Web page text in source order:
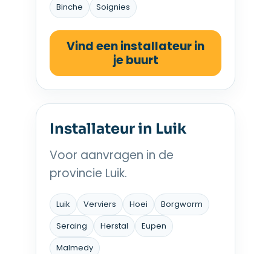
Binche
Soignies
Vind een installateur in
je buurt
Installateur in Luik
Voor aanvragen in de
provincie Luik.
Luik Verviers Hoei
Borgworm
Seraing
Herstal
Eupen
Malmedy